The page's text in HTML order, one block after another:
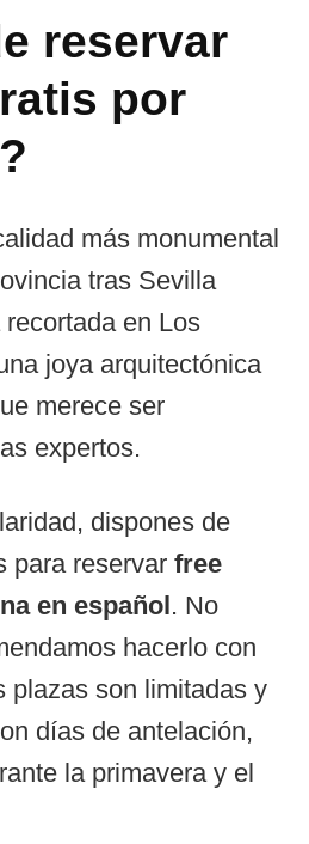
reservar
por
más monumental
tras Sevilla
en Los
joya arquitectónica
merece ser
expertos.
dispones de
para reservar free
en español. No
hacerlo con
plazas son limitadas y
días de antelación,
la primavera y el